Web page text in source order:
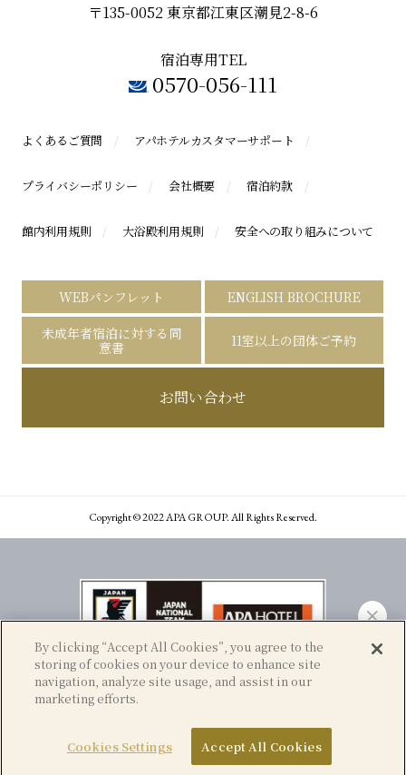
〒135-0052 東京都江東区潮見2-8-6
宿泊専用TEL
0570-056-111
よくあるご質問 アパホテルカスタマーサポート
プライバシーポリシー 会社概要 宿泊約款
館内利用規則 大浴殿利用規則 安全への取り組みについて
WEBパンフレット
ENGLISH BROCHURE
未成年者宿泊に対する同
意書
11室以上の団体ご予約
お問い合わせ
Copyright © 2022 APA GROUP. All Rights Reserved.
アクセス ご予約はこちら
By clicking “Accept All Cookies”, you agree to the
storing of cookies on your device to enhance site
navigation, analyze site usage, and assist in our
marketing efforts.
Cookies Settings Accept All Cookies